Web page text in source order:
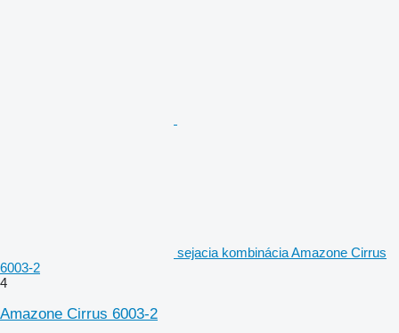
sejacia kombinácia Amazone Cirrus
6003-2
4
Amazone Cirrus 6003-2